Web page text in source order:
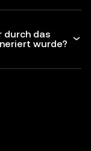
durch das
wurde?